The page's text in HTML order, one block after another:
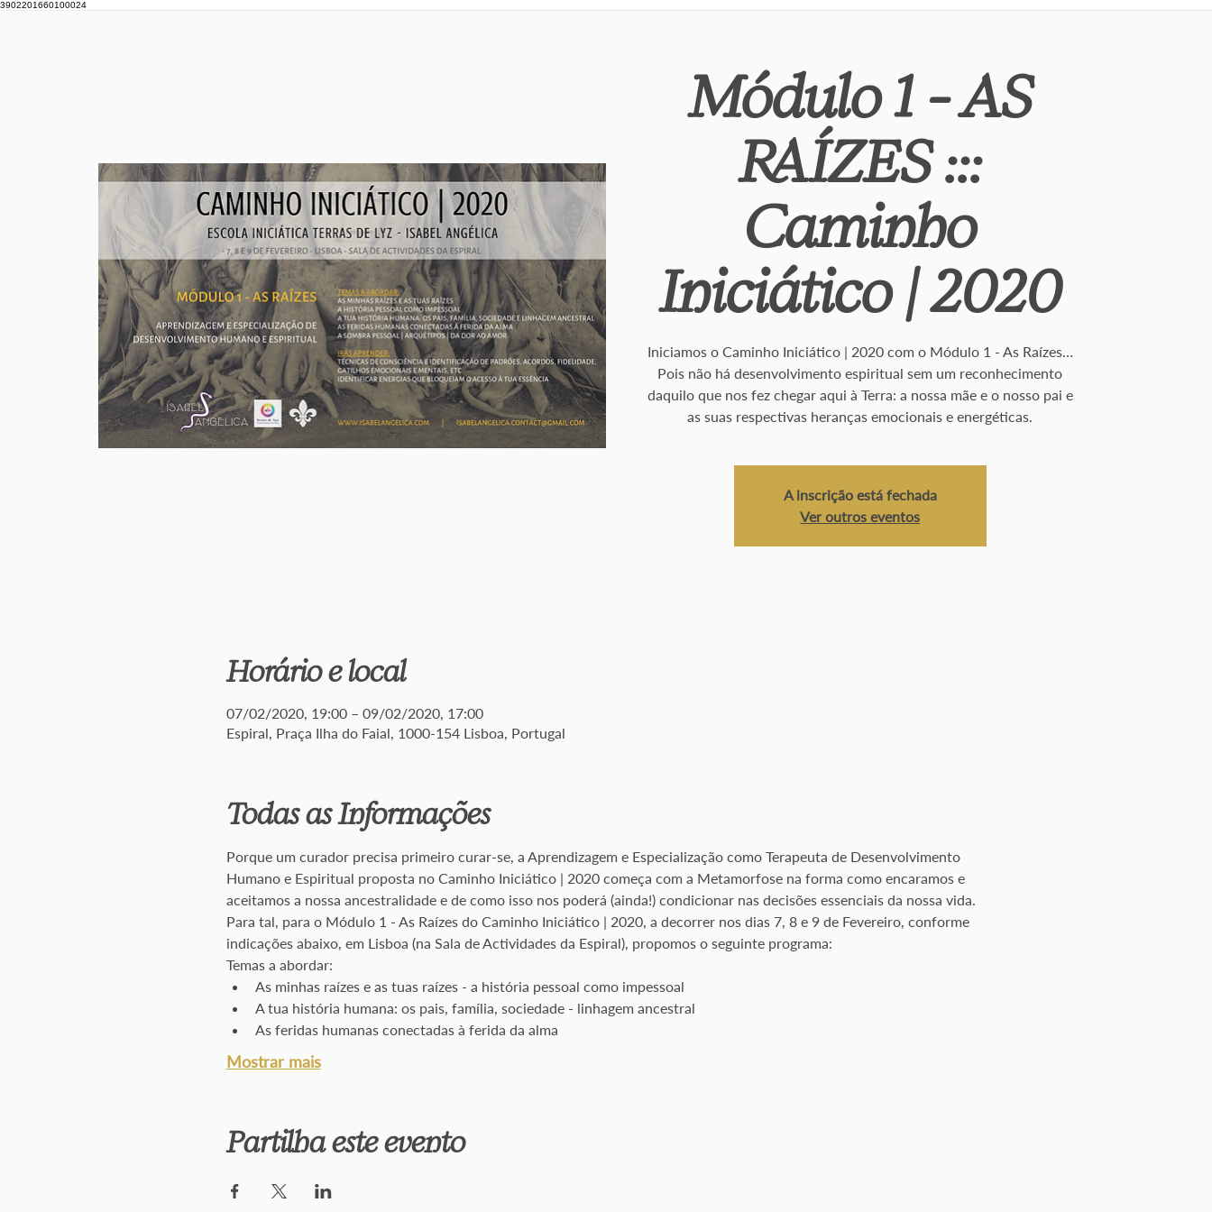
3902201660100024
Módulo 1 - AS
RAÍZES :::
Caminho
Iniciático | 2020
Iniciamos o Caminho Iniciático | 2020 com o Módulo 1 - As Raízes…
Pois não há desenvolvimento espiritual sem um reconhecimento
daquilo que nos fez chegar aqui à Terra: a nossa mãe e o nosso pai e
as suas respectivas heranças emocionais e energéticas.
A inscrição está fechada
Ver outros eventos
Horário e local
07/02/2020, 19:00 – 09/02/2020, 17:00
Espiral, Praça Ilha do Faial, 1000-154 Lisboa, Portugal
Todas as Informações
Porque um curador precisa primeiro curar-se, a Aprendizagem e Especialização como Terapeuta de Desenvolvimento
Humano e Espiritual proposta no Caminho Iniciático | 2020 começa com a Metamorfose na forma como encaramos e
aceitamos a nossa ancestralidade e de como isso nos poderá (ainda!) condicionar nas decisões essenciais da nossa vida.
Para tal, para o Módulo 1 - As Raízes do Caminho Iniciático | 2020, a decorrer nos dias 7, 8 e 9 de Fevereiro, conforme
indicações abaixo, em Lisboa (na Sala de Actividades da Espiral), propomos o seguinte programa:
Temas a abordar:
As minhas raízes e as tuas raízes - a história pessoal como impessoal
A tua história humana: os pais, família, sociedade - linhagem ancestral
As feridas humanas conectadas à ferida da alma
Mostrar mais
Partilha este evento